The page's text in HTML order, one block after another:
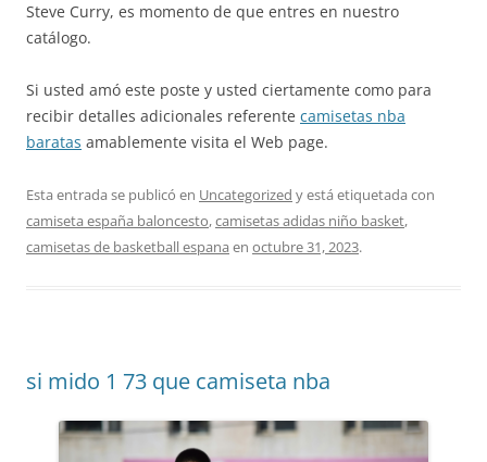
Steve Curry, es momento de que entres en nuestro
catálogo.
Si usted amó este poste y usted ciertamente como para
recibir detalles adicionales referente camisetas nba
baratas amablemente visita el Web page.
Esta entrada se publicó en Uncategorized y está etiquetada con
camiseta españa baloncesto,camisetas adidas niño basket,
camisetas de basketball espana en octubre 31, 2023.
si mido 1 73 que camiseta nba